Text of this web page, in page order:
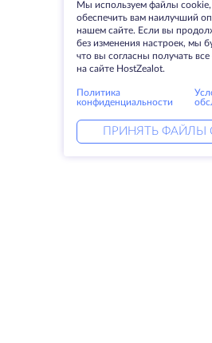
Мы используем файлы
обеспечить вам наилучший
нашем сайте. Если вы
без изменения настроек, мы
что вы согласны получать
на сайте HostZealot.
Политика
конфиденциальности
ПРИНЯТЬ ФАЙЛЫ